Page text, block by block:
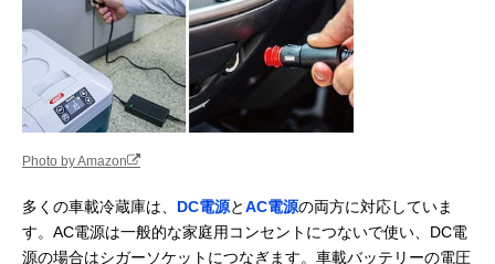
Photo by Amazon
多くの車載冷蔵庫は、 DC電源とAC電源の両方に対応していま
す。AC電源は一般的な家庭用コンセントにつないで使い、DC電
源の場合はシガーソケットにつなぎます。車載バッテリーの電圧